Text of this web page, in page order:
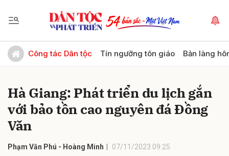
Công tác Dân tộc Tín ngưỡng tôn giáo Bản làng
Hà Giang: Phát triển du lịch gắn
với bảo tồn cao nguyên đá Đồng
Văn
Phạm Văn Phú - Hoàng Minh 07/11/2023 09:25
Gửi bình luận